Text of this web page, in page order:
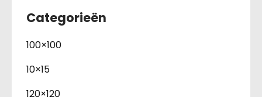
Categorieën
100×100
10×15
120×120